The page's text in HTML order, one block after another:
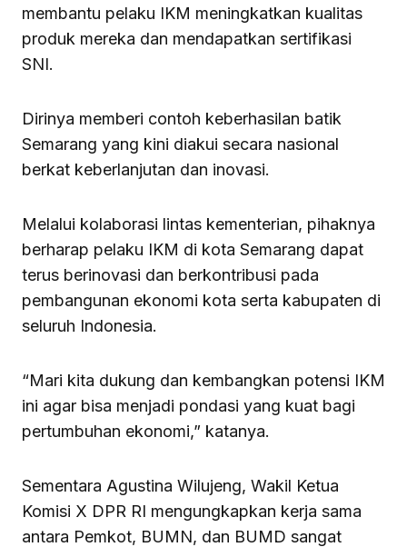
membantu pelaku IKM meningkatkan kualitas
produk mereka dan mendapatkan sertifikasi
SNI.
Dirinya memberi contoh keberhasilan batik
Semarang yang kini diakui secara nasional
berkat keberlanjutan dan inovasi.
Melalui kolaborasi lintas kementerian, pihaknya
berharap pelaku IKM di kota Semarang dapat
terus berinovasi dan berkontribusi pada
pembangunan ekonomi kota serta kabupaten di
seluruh Indonesia.
“Mari kita dukung dan kembangkan potensi IKM
ini agar bisa menjadi pondasi yang kuat bagi
pertumbuhan ekonomi,” katanya.
Sementara Agustina Wilujeng, Wakil Ketua
Komisi X DPR RI mengungkapkan kerja sama
antara Pemkot, BUMN, dan BUMD sangat